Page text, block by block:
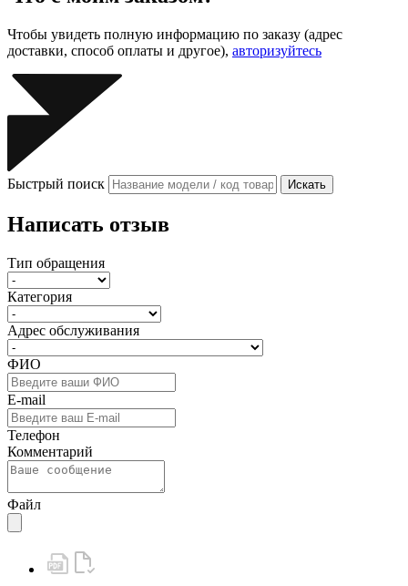
Чтобы увидеть полную информацию по заказу (адрес
доставки, способ оплаты и другое), авторизуйтесь
Быстрый поиск Искать
Написать отзыв
Тип обращения
Категория
Адрес обслуживания
ФИО
E-mail
Телефон
Комментарий
Файл